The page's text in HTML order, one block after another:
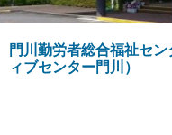
門川勤労者総合福祉セ
ィブセンター門川）